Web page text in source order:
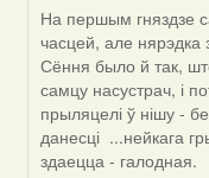
In
reply
to
by
Harrier
На першым гняздзе
часцей, але нярэдка
Сёння было й так,
самцу насустрач, і
прыляцелі ў нішу -
данесці ...нейкага
здаецца - галодная.